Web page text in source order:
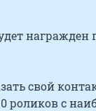
награжден
свой
роликов с